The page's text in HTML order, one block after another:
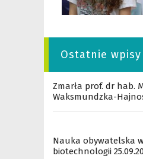
Ostatnie wpisy
Zmarła prof. dr hab.
Waksmundzka-
Nauka obywatelska
biotechnologii